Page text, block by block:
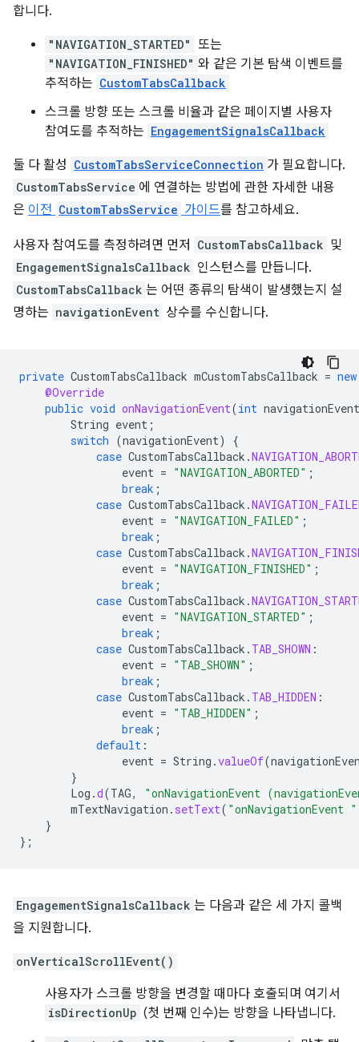
합니다.
"NAVIGATION_STARTED" 또는
"NAVIGATION_FINISHED" 와 같은 기본 탐색 이벤트를
추적하는 CustomTabsCallback
스크롤 방향 또는 스크롤 비율과 같은 페이지별 사용자
참여도를 추적하는 EngagementSignalsCallback
둘 다 활성 CustomTabsServiceConnection 가 필요합니다.
CustomTabsService 에 연결하는 방법에 관한 자세한 내용
은 이전 CustomTabsService 가이드를 참고하세요.
사용자 참여도를 측정하려면 먼저 CustomTabsCallback 및
EngagementSignalsCallback 인스턴스를 만듭니다.
CustomTabsCallback 는 어떤 종류의 탐색이 발생했는지 설
명하는 navigationEvent 상수를 수신합니다.
private CustomTabsCallback mCustomTabsCallback = new
@Override
public void onNavigationEvent(int navigationEvent
String event ;
switch (navigationEvent)
{
case CustomTabsCallback .
event = "NAVIGATION_ABORTED" ;
break ;
case CustomTabsCallback .
event = "NAVIGATION_FAILED" ;
break ;
case CustomTabsCallback .
event = "NAVIGATION_FINISHED" ;
break ;
case CustomTabsCallback .
event = "NAVIGATION_STARTED" ;
break ;
case CustomTabsCallback . TAB_SHOWN :
event = "TAB_SHOWN" ;
break ;
case CustomTabsCallback . TAB_HIDDEN :
event = "TAB_HIDDEN" ;
break ;
default :
event = String .valueOf(
}
Log .d(TAG,
"onNavigationEvent
mTextNavigation . setText( "onNavigationEvent "
}
};
EngagementSignalsCallback 는 다음과 같은 세 가지 콜백
을 지원합니다.
onVerticalScrollEvent()
사용자가 스크롤 방향을 변경할 때마다 호출되며 여기서
isDirectionUp (첫 번째 인수)는 방향을 나타냅니다.